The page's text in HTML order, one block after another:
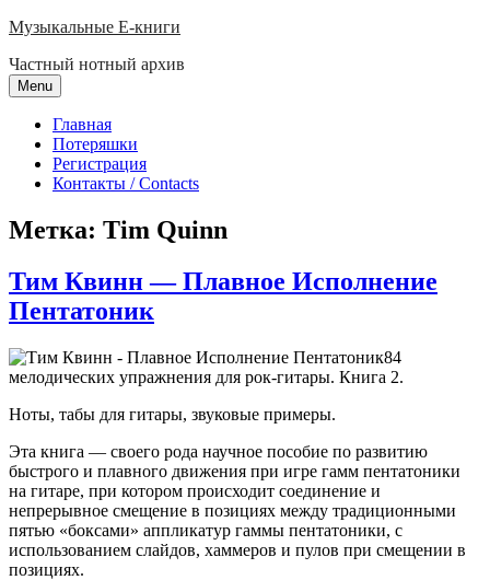
Skip
content
Музыкальные E-книги
Частный нотный архив
Menu
Главная
Потеряшки
Регистрация
Контакты / Contacts
Метка: Tim Quinn
Тим Квинн — Плавное Исполнение
Пентатоник
84
мелодических упражнения для рок-гитары. Книга 2.
Ноты, табы для гитары, звуковые примеры.
Эта книга — своего рода научное пособие по развитию
быстрого и плавного движения при игре гамм пентатоники
на гитаре, при котором происходит соединение и
непрерывное смещение в позициях между традиционными
пятью «боксами» аппликатур гаммы пентатоники, с
использованием слайдов, хаммеров и пулов при смещении в
позициях.